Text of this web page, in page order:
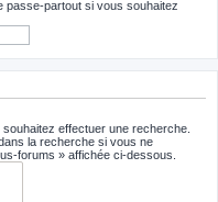
passe-partout si vous souhaitez
effectuer une recherche.
la recherche si vous ne
forums » affichée ci-dessous.